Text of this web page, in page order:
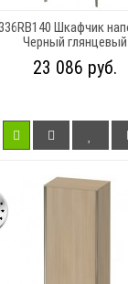
Шкафчик
Черный глянцевый
23 086 руб.